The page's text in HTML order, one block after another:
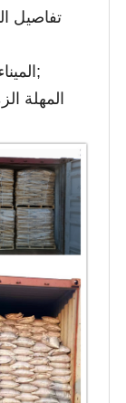
الميناء: ميناء تيانجين، ميناء تشينغداو&نبسب;